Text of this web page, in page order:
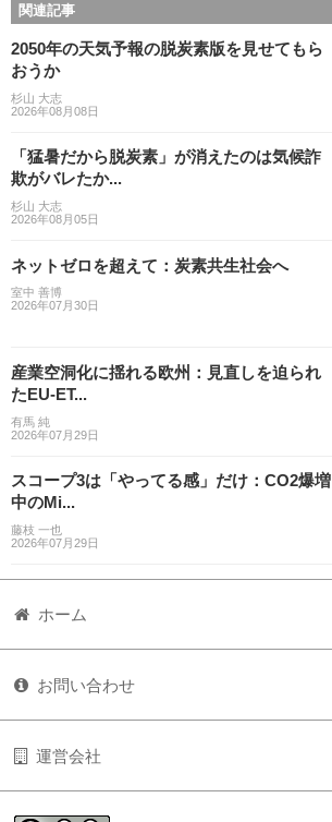
関連記事
2050年の天気予報の脱炭素版を見せてもら
おうか
杉山 大志
2026年08月08日
「猛暑だから脱炭素」が消えたのは気候詐
欺がバレたか...
杉山 大志
2026年08月05日
ネットゼロを超えて：炭素共生社会へ
室中 善博
2026年07月30日
産業空洞化に揺れる欧州：見直しを迫られ
たEU-ET...
有馬 純
2026年07月29日
スコープ3は「やってる感」だけ：CO2爆増
中のMi...
藤枝 一也
2026年07月29日
ホーム
お問い合わせ
運営会社